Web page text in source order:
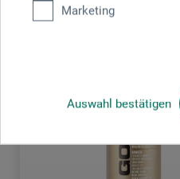
Marketing
Auswahl bestätigen